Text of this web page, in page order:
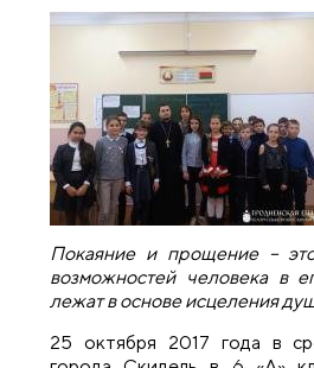
Покаяние и прощение –
возможностей человека в
лежат в основе исцеления
25 октября 2017 года в